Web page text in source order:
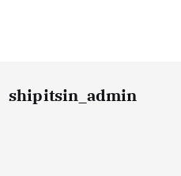
shipitsin_admin